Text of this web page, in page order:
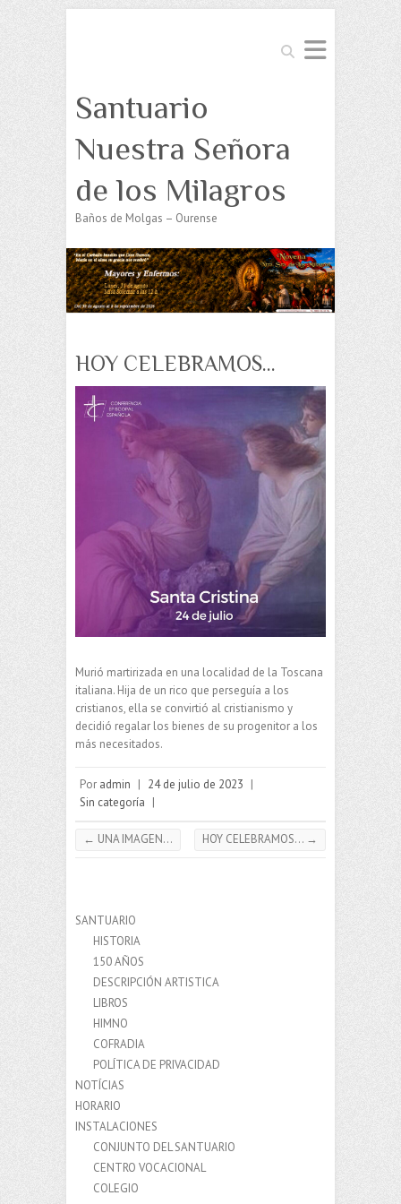
Buscar
Santuario
Nuestra Señora
de los Milagros
Baños de Molgas – Ourense
HOY CELEBRAMOS…
Murió martirizada en una localidad de la Toscana
italiana. Hija de un rico que perseguía a los
cristianos, ella se convirtió al cristianismo y
decidió regalar los bienes de su progenitor a los
más necesitados.
Por admin | 24 de julio de 2023 |
Sin categoría |
← UNA IMAGEN… HOY CELEBRAMOS… →
SANTUARIO
HISTORIA
150 AÑOS
DESCRIPCIÓN ARTISTICA
LIBROS
HIMNO
COFRADIA
POLÍTICA DE PRIVACIDAD
NOTÍCIAS
HORARIO
INSTALACIONES
CONJUNTO DEL SANTUARIO
CENTRO VOCACIONAL
COLEGIO